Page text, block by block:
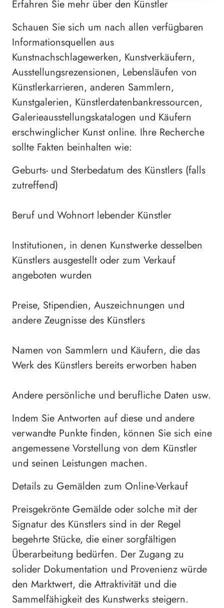
Erfahren Sie mehr über den Künstler
Schauen Sie sich um nach allen verfügbaren
Informationsquellen aus
Kunstnachschlagewerken, Kunstverkäufern,
Ausstellungsrezensionen, Lebensläufen von
Künstlerkarrieren, anderen Sammlern,
Kunstgalerien, Künstlerdatenbankressourcen,
Galerieausstellungskatalogen und Käufern
erschwinglicher Kunst online. Ihre Recherche
sollte Fakten beinhalten wie:
Geburts- und Sterbedatum des Künstlers (falls
zutreffend)
Beruf und Wohnort lebender Künstler
Institutionen, in denen Kunstwerke desselben
Künstlers ausgestellt oder zum Verkauf
angeboten wurden
Preise, Stipendien, Auszeichnungen und
andere Zeugnisse des Künstlers
Namen von Sammlern und Käufern, die das
Werk des Künstlers bereits erworben haben
Andere persönliche und berufliche Daten usw.
Indem Sie Antworten auf diese und andere
verwandte Punkte finden, können Sie sich eine
angemessene Vorstellung von dem Künstler
und seinen Leistungen machen.
Details zu Gemälden zum Online-Verkauf
Preisgekrönte Gemälde oder solche mit der
Signatur des Künstlers sind in der Regel
begehrte Stücke, die einer sorgfältigen
Überarbeitung bedürfen. Der Zugang zu
solider Dokumentation und Provenienz würde
den Marktwert, die Attraktivität und die
Sammelfähigkeit des Kunstwerks steigern.